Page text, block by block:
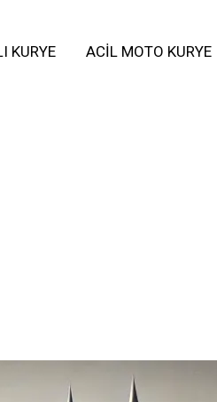
KURYE ACIL MOTO KURYE